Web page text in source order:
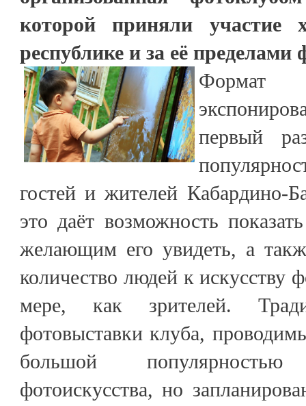
которой приняли участие
республике и за её пределами
первый
гостей и жителей Кабардино-
это даёт возможность
желающим его увидеть, а
количество людей к искусству
мере, как зрителей.
фотовыставки клуба,
большой
фотоискусства, но